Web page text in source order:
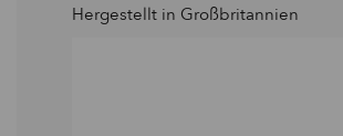
Hergestellt in Großbritannien